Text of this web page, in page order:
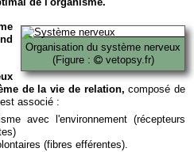
Organisation du système nerveux
(Figure :
vetopsy.fr)
de la vie de relation, composé de
associé :
avec l'environnement (récepteurs
(fibres efférentes).